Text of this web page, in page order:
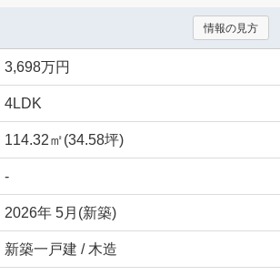
情報の見方
3,698万円
4LDK
114.32㎡(34.58坪)
-
2026年 5月(新築)
新築一戸建 / 木造